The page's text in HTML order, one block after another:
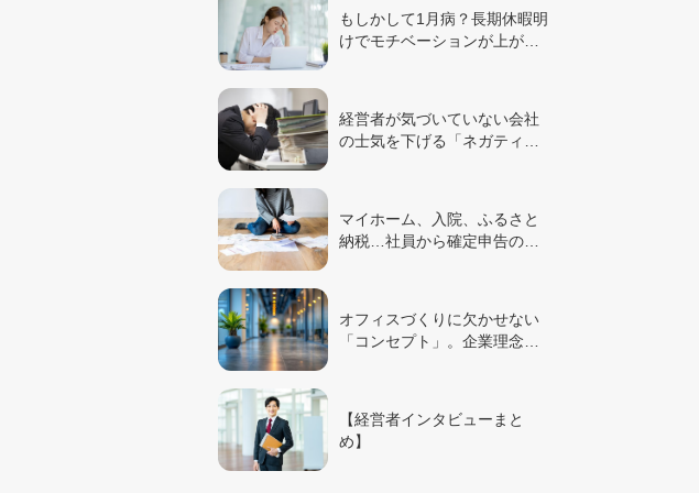
もしかして1月病？長期休暇明
けでモチベーションが上が…
経営者が気づいていない会社
の士気を下げる「ネガティ…
マイホーム、入院、ふるさと
納税…社員から確定申告の…
オフィスづくりに欠かせない
「コンセプト」。企業理念…
【経営者インタビューまと
め】